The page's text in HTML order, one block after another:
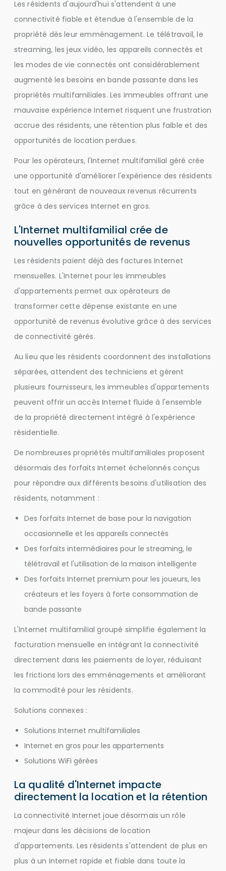
Les résidents d'aujourd'hui s'attendent à une
connectivité fiable et étendue à l'ensemble de la
propriété dès leur emménagement. Le télétravail, le
streaming, les jeux vidéo, les appareils connectés et
les modes de vie connectés ont considérablement
augmenté les besoins en bande passante dans les
propriétés multifamiliales. Les immeubles offrant une
mauvaise expérience Internet risquent une frustration
accrue des résidents, une rétention plus faible et des
opportunités de location perdues.
Pour les opérateurs, l'Internet multifamilial géré crée
une opportunité d'améliorer l'expérience des résidents
tout en générant de nouveaux revenus récurrents
grâce à des services Internet en gros.
L'Internet multifamilial crée de
nouvelles opportunités de revenus
Les résidents paient déjà des factures Internet
mensuelles. L'Internet pour les immeubles
d'appartements permet aux opérateurs de
transformer cette dépense existante en une
opportunité de revenus évolutive grâce à des services
de connectivité gérés.
Au lieu que les résidents coordonnent des installations
séparées, attendent des techniciens et gèrent
plusieurs fournisseurs, les immeubles d'appartements
peuvent offrir un accès Internet fluide à l'ensemble
de la propriété directement intégré à l'expérience
résidentielle.
De nombreuses propriétés multifamiliales proposent
désormais des forfaits Internet échelonnés conçus
pour répondre aux différents besoins d'utilisation des
résidents, notamment :
Des forfaits Internet de base pour la navigation
occasionnelle et les appareils connectés
Des forfaits intermédiaires pour le streaming, le
télétravail et l'utilisation de la maison intelligente
Des forfaits Internet premium pour les joueurs, les
créateurs et les foyers à forte consommation de
bande passante
L'Internet multifamilial groupé simplifie également la
facturation mensuelle en intégrant la connectivité
directement dans les paiements de loyer, réduisant
les frictions lors des emménagements et améliorant
la commodité pour les résidents.
Solutions connexes :
Solutions Internet multifamiliales
Internet en gros pour les appartements
Solutions WiFi gérées
La qualité d'Internet impacte
directement la location et la rétention
La connectivité Internet joue désormais un rôle
majeur dans les décisions de location
d'appartements. Les résidents s'attendent de plus en
plus à un Internet rapide et fiable dans toute la